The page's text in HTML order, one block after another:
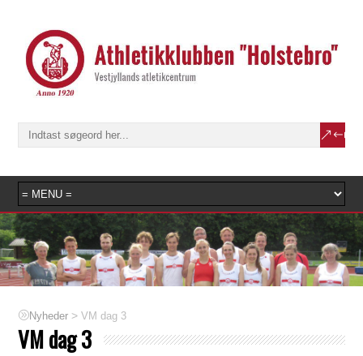
Nyheder >VM dag 3
VM dag 3